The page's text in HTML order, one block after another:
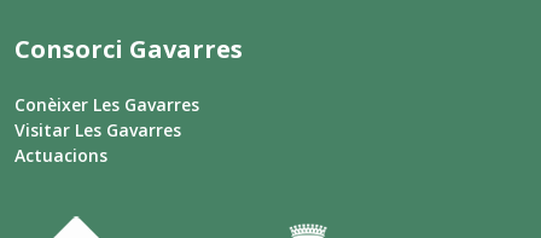
Consorci Gavarres
Conèixer Les Gavarres
Visitar Les Gavarres
Actuacions